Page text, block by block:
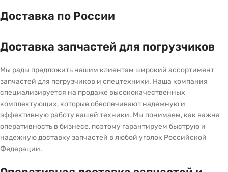
Доставка по России
Доставка запчастей для погрузчиков
Мы рады предложить нашим клиентам широкий ассортимент
запчастей для погрузчиков и спецтехники. Наша компания
специализируется на продаже высококачественных
комплектующих, которые обеспечивают надежную и
эффективную работу вашей техники. Мы понимаем, как важна
оперативность в бизнесе, поэтому гарантируем быструю и
надежную доставку запчастей в любой уголок Российской
Федерации.